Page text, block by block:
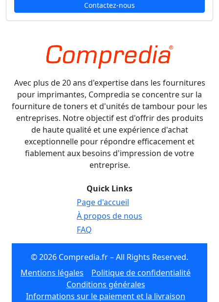
Contactez-nous
Avec plus de 20 ans d'expertise dans les fournitures
pour imprimantes, Compredia se concentre sur la
fourniture de toners et d'unités de tambour pour les
entreprises. Notre objectif est d'offrir des produits
de haute qualité et une expérience d'achat
exceptionnelle pour répondre efficacement et
fiablement aux besoins d'impression de votre
entreprise.
Quick Links
Page d'accueil
À propos de nous
FAQ
© 2026 Compredia.fr – All Rights Reserved.
Mentions légales
Politique de confidentialité
Conditions générales
Informations sur le paiement et la livraison